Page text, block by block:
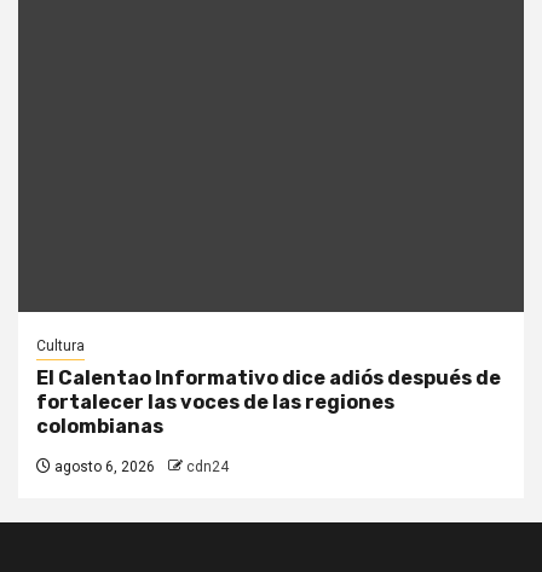
Cultura
El Calentao Informativo dice adiós después de
fortalecer las voces de las regiones
colombianas
agosto 6, 2026 cdn24